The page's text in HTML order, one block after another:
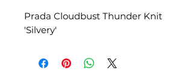
Prada Cloudbust Thunder Knit
'Silvery'